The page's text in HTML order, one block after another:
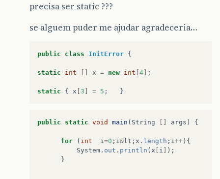
precisa ser static ???
se alguem puder me ajudar agradeceria…
public class InitError {
static int x = new int 4 ;
static { x 3 = 5 ; }
public static void main ( String args ) {
for ( int i=0 ; i& lt ; x . length ; i++ ){
System . out . println ( x i
);
}